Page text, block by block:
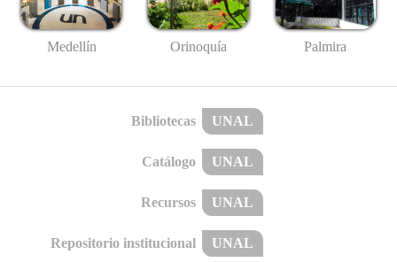
Medellín Orinoquía Palmira
Bibliotecas UNAL
Catálogo UNAL
Recursos UNAL
Repositorio institucional UNAL